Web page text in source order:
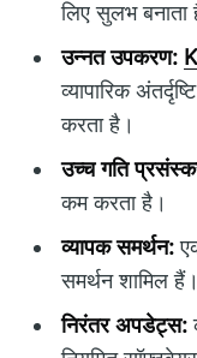
लिए सुलभ बनाता
उन्नत उपकरण:
व्यापारिक
करता है।
उच्च गति
कम करता है।
व्यापक समर्थन:
समर्थन शामिल हैं।
निरंतर अपडेट्स: